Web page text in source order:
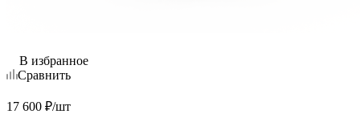
В избранное
Сравнить
17 600 ₽/шт